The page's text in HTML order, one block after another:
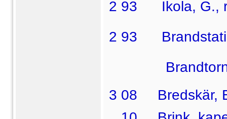
2 93  Ikola, G.,
2 93 

3 08 Bredskär,